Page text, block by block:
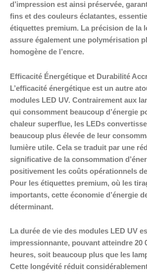
d’impression est ainsi préservée,
fins et des couleurs éclatantes,
étiquettes premium. La précision de la
assure également une polymérisation
homogène de l’encre.
Efficacité Énergétique et Durabilité
L’efficacité énergétique est un autre
modules LED UV. Contrairement aux
qui consomment beaucoup d’énergie
chaleur superflue, les LEDs
beaucoup plus élevée de leur
lumière utile. Cela se traduit par une
significative de la consommation
positivement les coûts opérationnels
Pour les étiquettes premium, où les
importants, cette économie d’énergie
déterminant.
La durée de vie des modules LED UV
impressionnante, pouvant atteindre 20
heures, soit beaucoup plus que les
Cette longévité réduit